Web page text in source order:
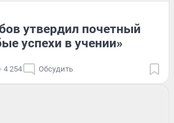
утвердил почетный
успехи в учении»
4 254 Обсудить